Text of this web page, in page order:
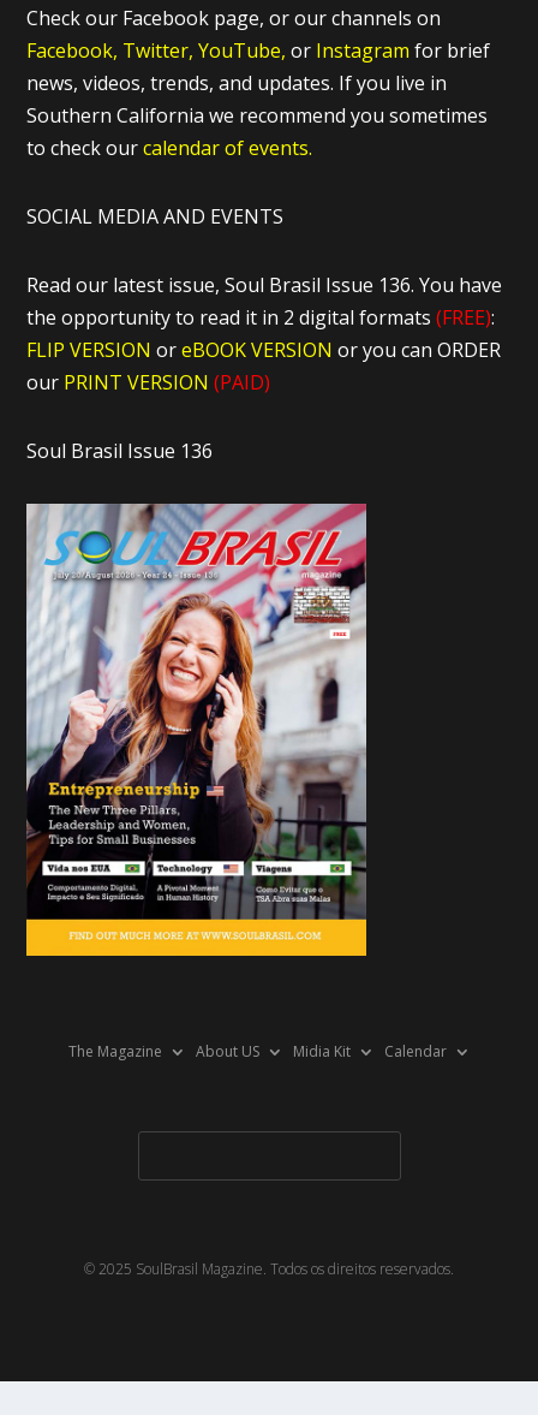
Check our Facebook page, or our channels on
Facebook, Twitter, YouTube, or Instagram for brief
news, videos, trends, and updates. If you live in
Southern California we recommend you sometimes
to check ourcalendar of events.
SOCIAL MEDIA AND EVENTS
Read our latest issue, Soul Brasil Issue 136. You have
the opportunity to read it in 2 digital formats(FREE):
FLIP VERSION oreBOOK VERSIONor you can ORDER
our PRINT VERSION (PAID)
Soul Brasil Issue 136
The Magazine About US Midia Kit Calendar
© 2025 SoulBrasil Magazine. Todos os direitos reservados.